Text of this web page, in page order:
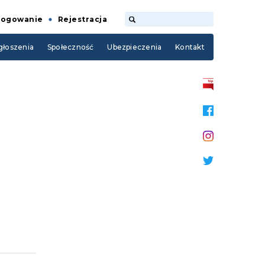
Rejestracja
Społeczność Ubezpieczenia Kontakt